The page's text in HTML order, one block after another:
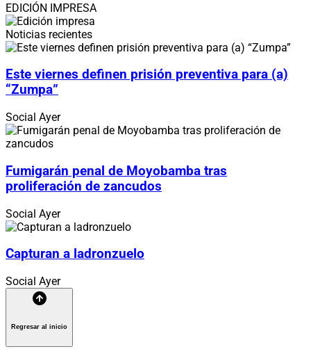
EDICIÓN IMPRESA
Noticias recientes
Este viernes definen prisión preventiva para (a)
“Zumpa”
Social Ayer
Fumigarán penal de Moyobamba tras
proliferación de zancudos
Social Ayer
Capturan a ladronzuelo
Social Ayer
Regresar al inicio